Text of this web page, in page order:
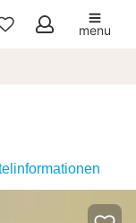
Meine
menu